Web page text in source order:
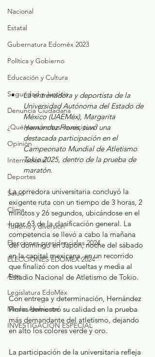
Nacional
Estatal
Gubernatura Edoméx 2023
Política y Gobierno
Educación y Cultura
Seguridad y Justicia
Denuncia Ciudadana
¿Qué pasa en tus municipios?
Opinión
Internacional
Deportes
Salud
Clima
Turismo y diversión
Elecciones presidenciales 2024
ELECCIONES EDOMEX 2024
Arte
Legislatura EdoMéx
Medio Ambiente
INVESTIGACIÓN ESPECIAL
La entrenadora y deportista de la
Universidad Autónoma del Estado de
México (UAEMéx), Margarita
Hernández Flores, tuvo una
destacada participación en el
Campeonato Mundial de Atletismo
Tokio 2025, dentro de la prueba de
maratón.
La corredora universitaria concluyó la
exigente ruta con un tiempo de 3 horas, 2
minutos y 26 segundos, ubicándose en el
lugar 63 de la clasificación general. La
competencia se llevó a cabo la mañana
del domingo en Japón, noche del sábado
en la capital mexicana, en un recorrido
que finalizó con dos vueltas y media al
Estadio Nacional de Atletismo de Tokio.
Con entrega y determinación, Hernández
Flores demostró su calidad en la prueba
más demandante del atletismo, dejando
en alto los colores verde y oro.
La participación de la universitaria refleja